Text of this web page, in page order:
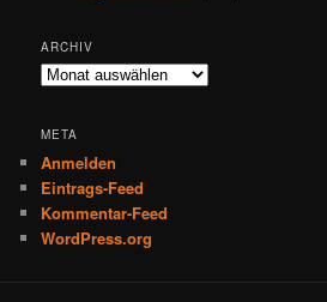
ARCHIV
Archiv
META
Anmelden
Eintrags-Feed
Kommentar-Feed
WordPress.org